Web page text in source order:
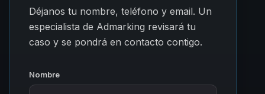
Déjanos tu nombre, teléfono y email. Un
especialista de Admarking revisará tu
caso y se pondrá en contacto contigo.
Nombre